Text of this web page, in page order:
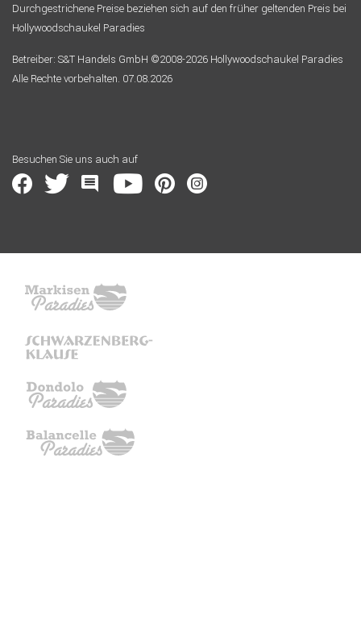
Durchgestrichene Preise beziehen sich auf den früher geltenden Preis bei
Hollywoodschaukel Paradies
Betreiber: S&T Handels GmbH ©2008-2026 Hollywoodschaukel Paradies
Alle Rechte vorbehalten. 07.08.2026
Besuchen Sie uns auch auf